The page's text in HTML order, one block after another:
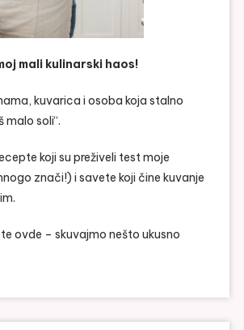
mali kulinarski haos!
kuvarica i osoba koja stalno
malo soli“.
koji su preživeli test moje
znači!) i savete koji čine kuvanje
ovde – skuvajmo nešto ukusno